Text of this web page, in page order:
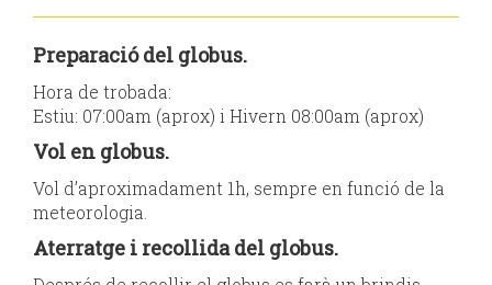
Preparació del globus.
Hora de trobada:
Estiu: 07:00am (aprox) i Hivern 08:00am (aprox)
Vol en globus.
Vol d’aproximadament 1h, sempre en funció de la
meteorologia.
Aterratge i recollida del globus.